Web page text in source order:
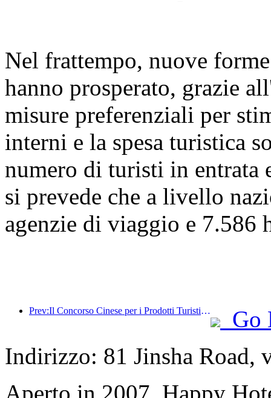
Nel frattempo, nuove
hanno prosperato, grazie
misure preferenziali per
interni e la spesa turistica
numero di turisti in entrata
si prevede che a livello
agenzie di viaggio e 7.586
Prev:Il Concorso Cinese per i Prodotti Turistici si è svolto con successo a Xiangtan, nello Hunan.
Go
Indirizzo: 81 Jinsha Road,
Aperto in 2007, Happy